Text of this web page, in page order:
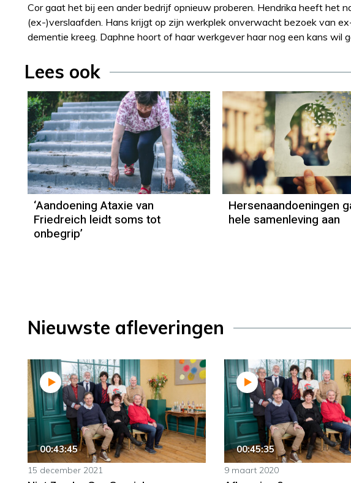
Cor gaat het bij een ander bedrijf opnieuw proberen. Hendrika heeft het
(ex-)verslaafden. Hans krijgt op zijn werkplek onverwacht bezoek van
dementie kreeg. Daphne hoort of haar werkgever haar nog een kans wil
Lees ook
‘Aandoening Ataxie van
Friedreich leidt soms tot
onbegrip’
Hersenaandoeningen
hele samenleving aan
Nieuwste afleveringen
00:43:45
15 december 2021
00:45:35
9 maart 2020